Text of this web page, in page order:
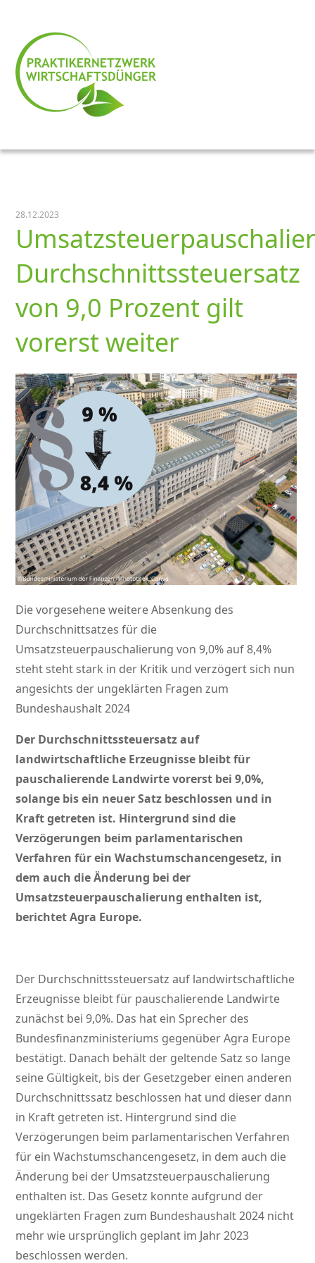
28.12.2023
Durchschnittssteuersatz
von 9,0 Prozent gilt
vorerst weiter
Die vorgesehene weitere Absenkung des
Durchschnittsatzes für die
Umsatzsteuerpauschalierung von 9,0% auf 8,4%
steht steht stark in der Kritik und verzögert sich nun
angesichts der ungeklärten Fragen zum
Bundeshaushalt 2024
Der Durchschnittssteuersatz auf
landwirtschaftliche Erzeugnisse bleibt für
pauschalierende Landwirte vorerst bei 9,0%,
solange bis ein neuer Satz beschlossen und in
Kraft getreten ist. Hintergrund sind die
Verzögerungen beim parlamentarischen
Verfahren für ein Wachstumschancengesetz, in
dem auch die Änderung bei der
Umsatzsteuerpauschalierung enthalten ist,
berichtet Agra Europe.
Der Durchschnittssteuersatz auf landwirtschaftliche
Erzeugnisse bleibt für pauschalierende Landwirte
zunächst bei 9,0%. Das hat ein Sprecher des
Bundesfinanzministeriums gegenüber Agra Europe
bestätigt. Danach behält der geltende Satz so lange
seine Gültigkeit, bis der Gesetzgeber einen anderen
Durchschnittssatz beschlossen hat und dieser dann
in Kraft getreten ist. Hintergrund sind die
Verzögerungen beim parlamentarischen Verfahren
für ein Wachstumschancengesetz, in dem auch die
Änderung bei der Umsatzsteuerpauschalierung
enthalten ist. Das Gesetz konnte aufgrund der
ungeklärten Fragen zum Bundeshaushalt 2024 nicht
mehr wie ursprünglich geplant im Jahr 2023
beschlossen werden.